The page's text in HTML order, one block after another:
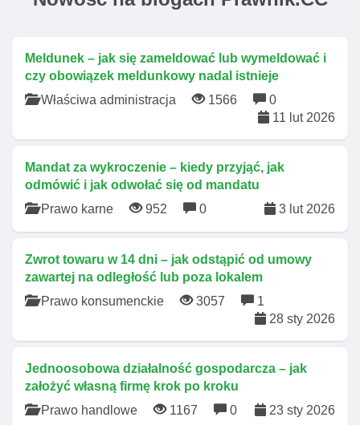
Meldunek – jak się zameldować lub wymeldować i
czy obowiązek meldunkowy nadal istnieje
Właściwa administracja
1566
0
11 lut 2026
Mandat za wykroczenie – kiedy przyjąć, jak
odmówić i jak odwołać się od mandatu
Prawo karne
952 0 3 lut 2026
Zwrot towaru w 14 dni – jak odstąpić od umowy
zawartej na odległość lub poza lokalem
Prawo konsumenckie
3057
1
28 sty 2026
Jednoosobowa działalność gospodarcza – jak
założyć własną firmę krok po kroku
Prawo handlowe
1167 0 23 sty 2026